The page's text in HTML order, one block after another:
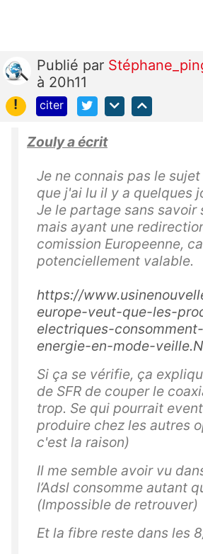
Publié par
à 20h11
!
citer
Zouly a écrit
Je ne connais pas le
que j'ai lu il y a quelques
Je le partage sans savoir
mais ayant une
comission Europeenne,
potenciellement valable.
https://
europe-veut-que-les-
electriques-
energie-en-mode-
Si ça se vérifie, ça
de SFR de couper le
trop. Se qui pourrait
produire chez les autres
c'est la raison)
Il me semble avoir vu
l’Adsl consomme autant
(Impossible de retrouver)
Et la fibre reste dans les